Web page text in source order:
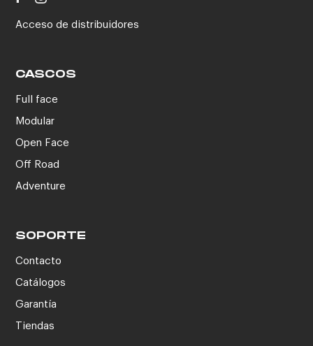
Acceso de distribuidores
CASCOS
Full face
Modular
Open Face
Off Road
Adventure
SOPORTE
Contacto
Catálogos
Garantía
Tiendas